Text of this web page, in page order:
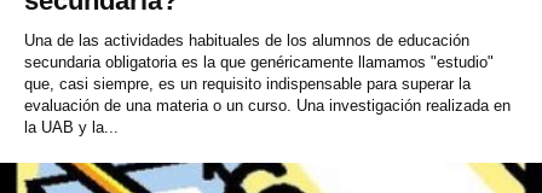
Una de las actividades habituales de los alumnos de educación
secundaria obligatoria es la que genéricamente llamamos "estudio"
que, casi siempre, es un requisito indispensable para superar la
evaluación de una materia o un curso. Una investigación realizada en
la UAB y la...